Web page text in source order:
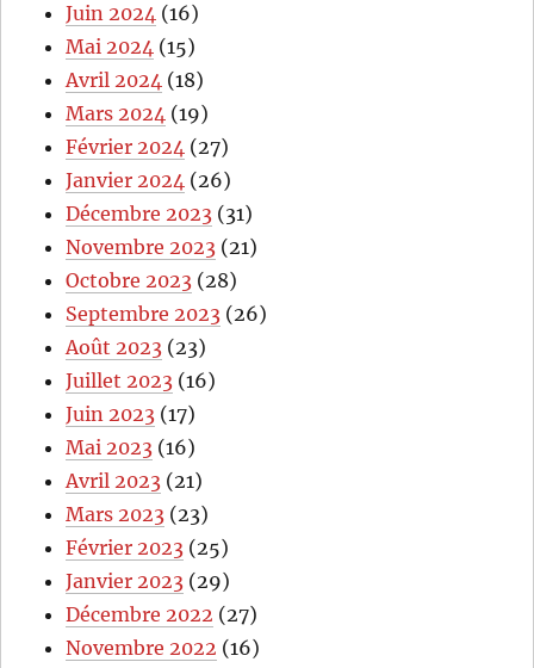
Juin 2024 (16)
Mai 2024 (15)
Avril 2024 (18)
Mars 2024 (19)
Février 2024 (27)
Janvier 2024 (26)
Décembre 2023 (31)
Novembre 2023 (21)
Octobre 2023 (28)
Septembre 2023 (26)
Août 2023 (23)
Juillet 2023 (16)
Juin 2023 (17)
Mai 2023 (16)
Avril 2023 (21)
Mars 2023 (23)
Février 2023 (25)
Janvier 2023 (29)
Décembre 2022 (27)
Novembre 2022 (16)